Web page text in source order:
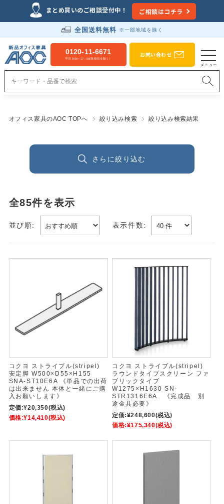
まとめ買いのご相談受付中！ ご相談はコチラ
全国送料無料 ※一部地域を除く
0120-11-6671
平日 9:00～17：00(祝祭日を除く）
お問い合わせ
オフィス家具のAOC TOPへ 絞り込み検索 絞り込み検索結果
さらに絞り込む
全85件を表示
並び順: 表示件数:
コクヨ ストライプル(stripel)
安定脚 W500×D55×H155
SNA-ST10E6A 《単品での出荷
は出来ません 本体と一緒にご購
入お願いします》
定価:¥20,350(税込)
価格:¥14,410(税込)
コクヨ ストライプル(stripel)
ラウンドタイプスクリーン ファ
ブリックタイプ
W1275×H1630 SN-
STR1316E6A 《完成品 別
途金具必要》
定価:¥248,600(税込)
価格:¥175,340(税込)